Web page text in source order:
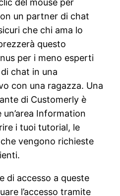
del mouse per
un partner di chat
che chi ama lo
questo
per i meno esperti
chat in una
con una ragazza. Una
di Customerly è
Information
i tuoi tutorial, le
vengono richieste
di accesso a queste
l’accesso tramite